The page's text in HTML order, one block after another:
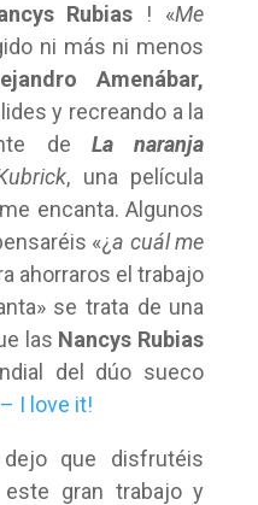
Rubias ! «Me
ni más ni menos
Amenábar,
y recreando a la
de
La naranja
, una película
encanta. Algunos
«¿a cuál me
ahorraros el trabajo
se trata de una
las Nancys Rubias
del dúo sueco
I love it!
que disfrutéis
gran trabajo y